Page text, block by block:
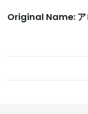
Original Name: ア